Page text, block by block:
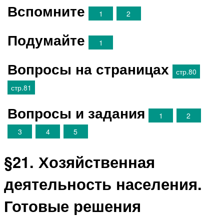
Вспомните 1 2
Подумайте 1
Вопросы на страницах
стр.80
стр.81
Вопросы и задания 1
2
3
4 5
§21. Хозяйственная
деятельность населения.
Готовые решения